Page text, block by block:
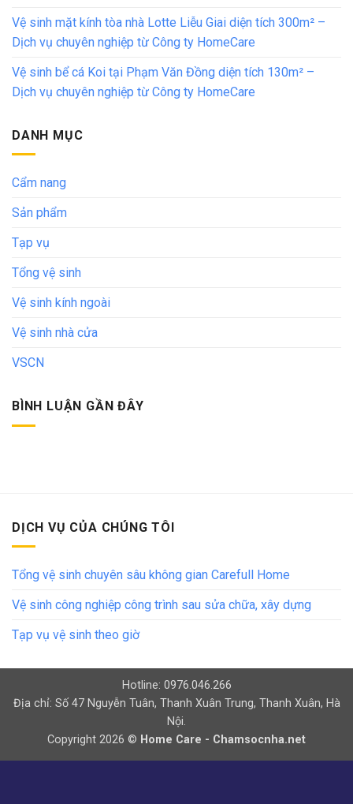
Vệ sinh mặt kính tòa nhà Lotte Liễu Giai diện tích 300m² –
Dịch vụ chuyên nghiệp từ Công ty HomeCare
Vệ sinh bể cá Koi tại Phạm Văn Đồng diện tích 130m² –
Dịch vụ chuyên nghiệp từ Công ty HomeCare
DANH MỤC
Cẩm nang
Sản phẩm
Tạp vụ
Tổng vệ sinh
Vệ sinh kính ngoài
Vệ sinh nhà cửa
VSCN
BÌNH LUẬN GẦN ĐÂY
DỊCH VỤ CỦA CHÚNG TÔI
Tổng vệ sinh chuyên sâu không gian Carefull Home
Vệ sinh công nghiệp công trình sau sửa chữa, xây dựng
Tạp vụ vệ sinh theo giờ
Hotline: 0976.046.266
Địa chỉ: Số 47 Nguyễn Tuân, Thanh Xuân Trung, Thanh Xuân, Hà
Nội.
Copyright 2026 © Home Care - Chamsocnha.net